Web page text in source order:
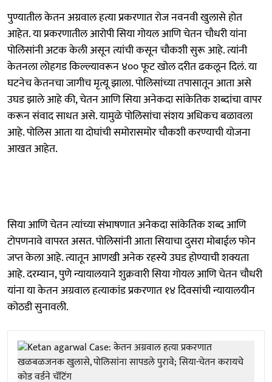
पुण्यातील केतन अग्रवाल हत्या प्रकरणात रोज नवनवी खुलासे होत
आहेत. या प्रकरणातील आरोपी सिया गोयल आणि चेतन चौधरी यांना
पोलिसांनी अटक केली असून त्यांची कसून चौकशी सुरू आहे. त्यांनी
केतनला लोहगड किल्ल्यावरून ४०० फूट खोल दरीत ढकलून दिलं. या
घटनेच केतनचा जागीच मृत्यू झाला. पोलिसांच्या तपासातून आता असे
उघड झाले आहे की, चेतन आणि सिया अनेकदा सांकेतिक शब्दांचा वापर
करून संवाद साधत असे. यामुळे पोलिसांचा संशय अधिकच बळावला
आहे. पोलिस आता या दोघांची समोरासमोर चौकशी करण्याची योजना
आखत आहेत.
सिया आणि चेतन त्यांच्या संभाषणात अनेकदा सांकेतिक शब्द आणि
टोपणनावे वापरत असत. पोलिसांनी आता सियाचा दुसरा मोबाईल फोन
जप्त केला आहे. त्यातून आणखी अनेक रहस्ये उघड होण्याची शक्यता
आहे. दरम्यान, पुणे न्यायालयाने शुक्रवारी सिया गोयल आणि चेतन चौधरी
यांना या केतन अग्रवाल हत्याकांड प्रकरणात १४ दिवसांची न्यायालयीन
कोठडी सुनावली.